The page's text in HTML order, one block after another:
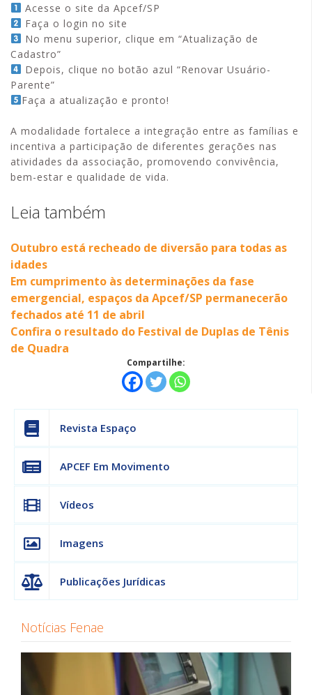
Acesse o site da Apcef/SP
Faça o login no site
No menu superior, clique em “Atualização de
Cadastro”
Depois, clique no botão azul “Renovar Usuário-
Parente”
Faça a atualização e pronto!
A modalidade fortalece a integração entre as famílias e
incentiva a participação de diferentes gerações nas
atividades da associação, promovendo convivência,
bem-estar e qualidade de vida.
Leia também
Outubro está recheado de diversão para todas as
idades
Em cumprimento às determinações da fase
emergencial, espaços da Apcef/SP permanecerão
fechados até 11 de abril
Confira o resultado do Festival de Duplas de Tênis
de Quadra
Compartilhe:
Revista Espaço
APCEF Em Movimento
Vídeos
Imagens
Publicações Jurídicas
Notícias Fenae